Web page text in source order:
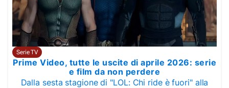
Serie TV
Prime Video, tutte le uscite di aprile 2026: serie
e film da non perdere
Dalla sesta stagione di "LOL: Chi ride è fuori" alla